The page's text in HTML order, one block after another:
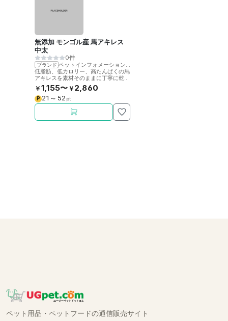
無添加 モンゴル産 馬アキレス
中太
0件
ブランド
低脂肪、低カロリー、高たんぱくの馬
アキレスを素材そのままに丁寧に乾燥
させました。噛むことで歯の健康をサ
ポート。
￥ 1,155〜 ￥ 2,860
P 21 〜 52 pt
ペット用品・ペットフードの通信販売サイト